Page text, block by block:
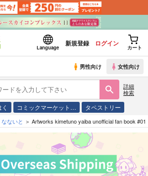
Language
新規登録 ログイン
カート
男性向け 女性向け
詳細
検索
コミックマーケット… タペストリー
なないと Artworks kimetuno yaiba unofficial fan book #01